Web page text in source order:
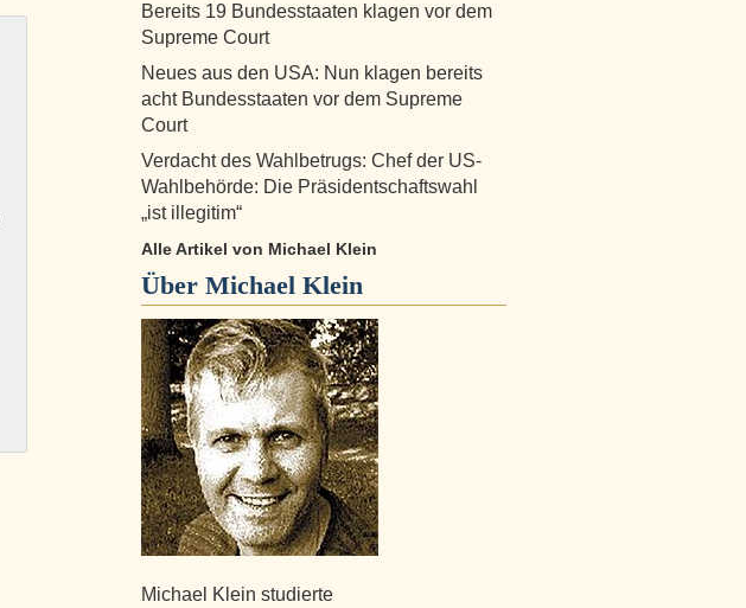
Bereits 19 Bundesstaaten klagen vor dem
Supreme Court
Neues aus den USA: Nun klagen bereits
acht Bundesstaaten vor dem Supreme
Court
Verdacht des Wahlbetrugs: Chef der US-
Wahlbehörde: Die Präsidentschaftswahl
„ist illegitim“
Alle Artikel von Michael Klein
Über Michael Klein
Michael Klein studierte